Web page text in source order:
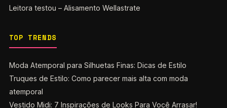
Leitora testou – Alisamento Wellastrate
TOP TRENDS
Moda Atemporal para Silhuetas Finas: Dicas de Estilo
Truques de Estilo: Como parecer mais alta com moda
atemporal
Vestido Midi: 7 Inspirações de Looks Para Você Arrasar!